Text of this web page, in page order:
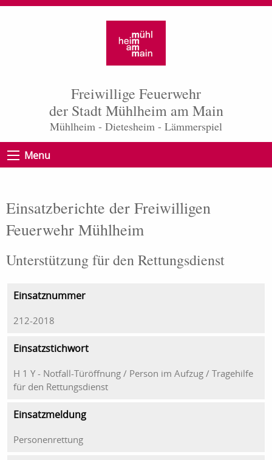
Freiwillige Feuerwehr
der Stadt Mühlheim am Main
Mühlheim - Dietesheim - Lämmerspiel
Menu
Einsatzberichte der Freiwilligen
Feuerwehr Mühlheim
Unterstützung für den Rettungsdienst
Einsatznummer
212-2018
Einsatzstichwort
H 1 Y - Notfall-Türöffnung / Person im Aufzug / Tragehilfe
für den Rettungsdienst
Einsatzmeldung
Personenrettung